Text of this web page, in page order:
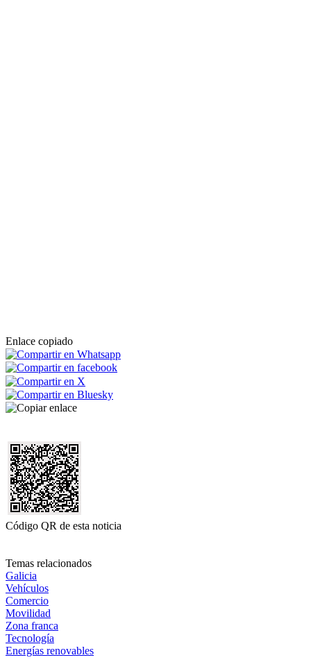
Enlace copiado
Código QR de esta noticia
Temas relacionados
Galicia
Vehículos
Comercio
Movilidad
Zona franca
Tecnología
Energías renovables